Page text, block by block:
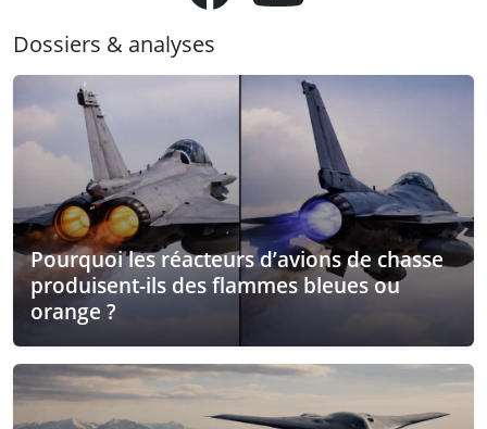
Dossiers & analyses
Pourquoi les réacteurs d’avions de chasse
produisent-ils des flammes bleues ou
orange ?